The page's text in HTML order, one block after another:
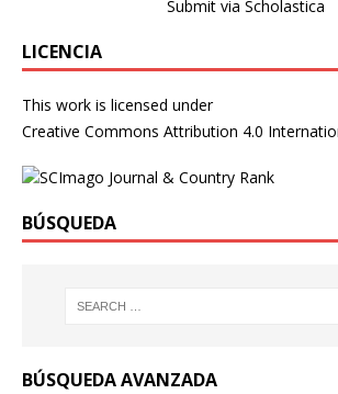
Submit via Scholastica
LICENCIA
This work is licensed under
Creative Commons Attribution 4.0
BÚSQUEDA
BÚSQUEDA AVANZADA